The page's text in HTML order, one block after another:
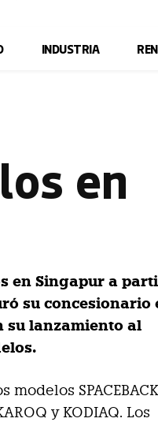
INDUSTRIA
en
en Singapur a
su concesionario
su lanzamiento al
y KODIAQ. Los